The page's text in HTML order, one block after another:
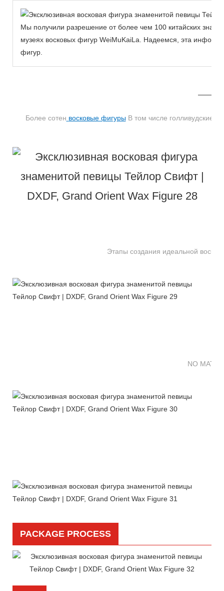
Мы получили разрешение от более чем 100 китайских
музеях восковых фигур WeiMuKaiLa. Надеемся, эта
фигур.
Более сотен восковые фигурыВ том числе голливудские
Этапы создания идеальной
NO
PACKAGE PROCESS